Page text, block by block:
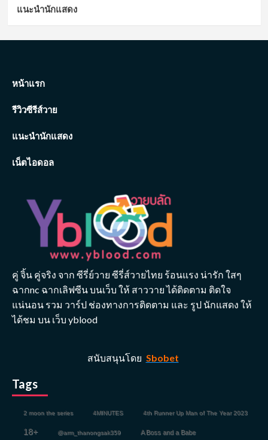
แนะนำนักแสดง
หน้าแรก
รีวิวซีรีส์วาย
แนะนำนักแสดง
เน็ตไอดอล
คู่ จิ้น คู่จริง จาก ซีรี่ย์วาย ซีรี่ส์วายไทย ร้อนแรง น่ารัก ใสๆ
ฉากnc ฉากเลิฟซีน บนเว็บ ให้ สาววาย ได้ติดตาม ติดใจ
แน่นอน รวม วาร์ป ช่องทางการติดตาม และ รูป นักแสดง ให้
ได้ชม บน เว็บ yblood
สนับสนุนโดย Sbobet
Tags
2 moon the series 4MINUTES 4th Runner Up Man of The Year 2023
18+ @arm_thanongsak359 A Boss and a Babe